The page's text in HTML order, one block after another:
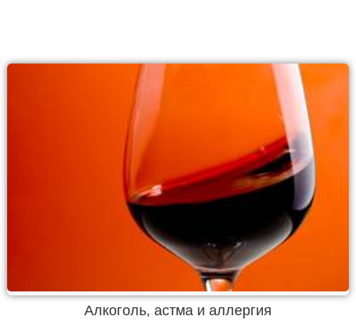
Алкоголь, астма и аллергия